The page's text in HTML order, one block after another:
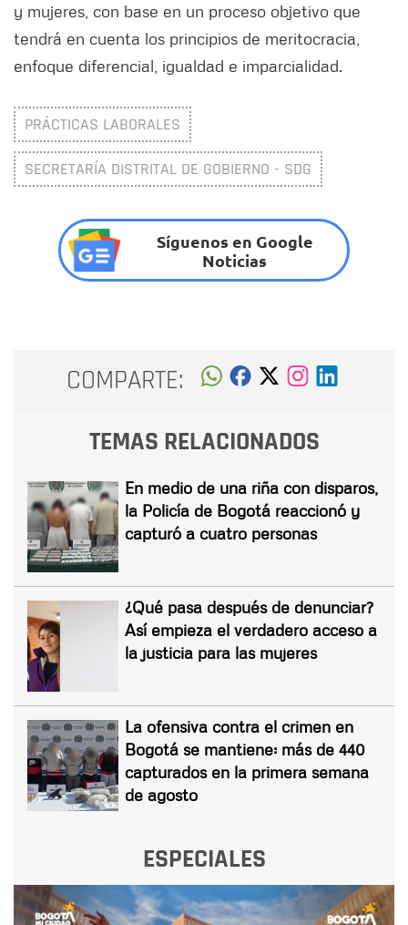
y mujeres, con base en un proceso objetivo que
tendrá en cuenta los principios de meritocracia,
enfoque diferencial, igualdad e imparcialidad.
PRÁCTICAS LABORALES
SECRETARÍA DISTRITAL DE GOBIERNO - SDG
Síguenos en Google
Noticias
COMPARTE:
TEMAS RELACIONADOS
En medio de una riña con disparos,
la Policía de Bogotá reaccionó y
capturó a cuatro personas
¿Qué pasa después de denunciar?
Así empieza el verdadero acceso a
la justicia para las mujeres
La ofensiva contra el crimen en
Bogotá se mantiene: más de 440
capturados en la primera semana
de agosto
ESPECIALES